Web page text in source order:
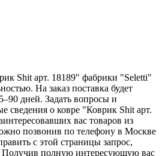
Shit арт. 18189" фабрики "Seletti"
На заказ поставка будет
дней. Задать вопросы и
сведения о ковре "Коврик Shit арт.
вас товаров из
позвонив по телефону в Москве
с этой страницы запрос,
Получив полную интересующую вас